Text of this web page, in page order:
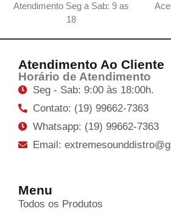
Atendimento Seg a Sab: 9 as
18
Atendimento Ao Cliente
Horário de Atendimento
Seg - Sab: 9:00 às 18:00h.
Contato: (19) 99662-7363
Whatsapp: (19) 99662-7363
Email:
Menu
Todos os Produtos